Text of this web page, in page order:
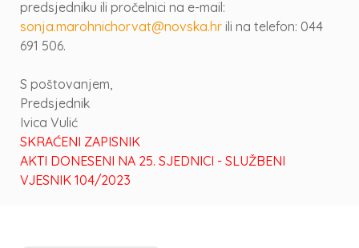
predsjedniku ili pročelnici na e-mail:
sonja.marohnichorvat@novska.hr ili na telefon: 044
691 506.
S poštovanjem,
Predsjednik
Ivica Vulić
SKRAĆENI ZAPISNIK
AKTI DONESENI NA 25. SJEDNICI - SLUŽBENI
VJESNIK 104/2023